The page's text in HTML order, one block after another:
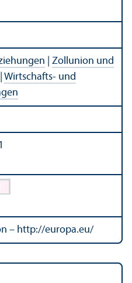
Zollunion und
Wirtschafts- und
– http://europa.eu/